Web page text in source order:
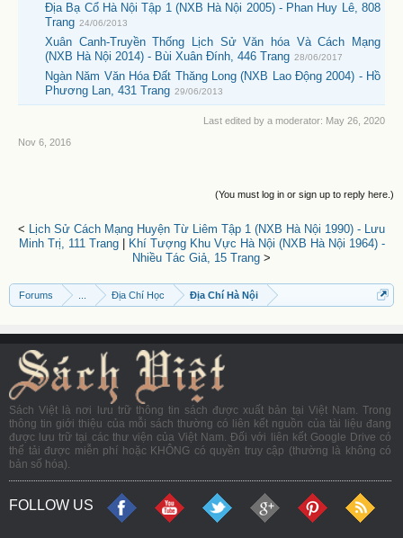
Địa Bạ Cổ Hà Nội Tập 1 (NXB Hà Nội 2005) - Phan Huy Lê, 808
Trang 24/06/2013
Xuân Canh-Truyền Thống Lịch Sử Văn hóa Và Cách Mạng
(NXB Hà Nội 2014) - Bùi Xuân Đính, 446 Trang 28/06/2017
Ngàn Năm Văn Hóa Đất Thăng Long (NXB Lao Động 2004) - Hồ
Phương Lan, 431 Trang 29/06/2013
Last edited by a moderator: May 26, 2020
Nov 6, 2016
(You must log in or sign up to reply here.)
< Lịch Sử Cách Mạng Huyện Từ Liêm Tập 1 (NXB Hà Nội 1990) - Lưu
Minh Trị, 111 Trang|
Khí Tượng Khu Vực Hà Nội (NXB Hà Nội 1964) -
Nhiều Tác Giả, 15 Trang >
Forums Địa Chí Học Địa Chí Hà Nội
Sách Việt là nơi lưu trữ thông tin sách được xuất bản tại Việt Nam. Trong
thông tin giới thiệu của mỗi sách thường có liên kết nguồn của tài liệu đang
được lưu trữ tại các thư viện của Việt Nam. Đối với liên kết Google Drive có
thể tải được miễn phí hoặc KHÔNG có quyền truy cập (thường là không có
bản số hóa).
FOLLOW US